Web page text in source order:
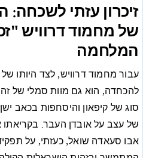
זיכרון עזתי לשכחה:
של מחמוד דרוויש
המלחמה
עבור מחמוד דרוויש, לצד היותו של
להכחדה, הוא גם מוות סמלי של
סוג של קיפאון והיסחפות בכאב
של עצב על אובדן העבר.
אבו סעאדה שואל, כעזתי, על